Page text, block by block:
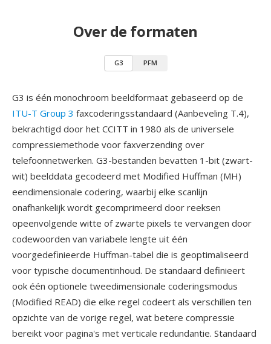
Over de formaten
G3 PFM
G3 is één monochroom beeldformaat gebaseerd op de
ITU-T Group 3 faxcoderingsstandaard (Aanbeveling T.4),
bekrachtigd door het CCITT in 1980 als de universele
compressiemethode voor faxverzending over
telefoonnetwerken. G3-bestanden bevatten 1-bit (zwart-
wit) beelddata gecodeerd met Modified Huffman (MH)
eendimensionale codering, waarbij elke scanlijn
onafhankelijk wordt gecomprimeerd door reeksen
opeenvolgende witte of zwarte pixels te vervangen door
codewoorden van variabele lengte uit één
voorgedefinieerde Huffman-tabel die is geoptimaliseerd
voor typische documentinhoud. De standaard definieert
ook één optionele tweedimensionale coderingsmodus
(Modified READ) die elke regel codeert als verschillen ten
opzichte van de vorige regel, wat betere compressie
bereikt voor pagina's met verticale redundantie. Standaard